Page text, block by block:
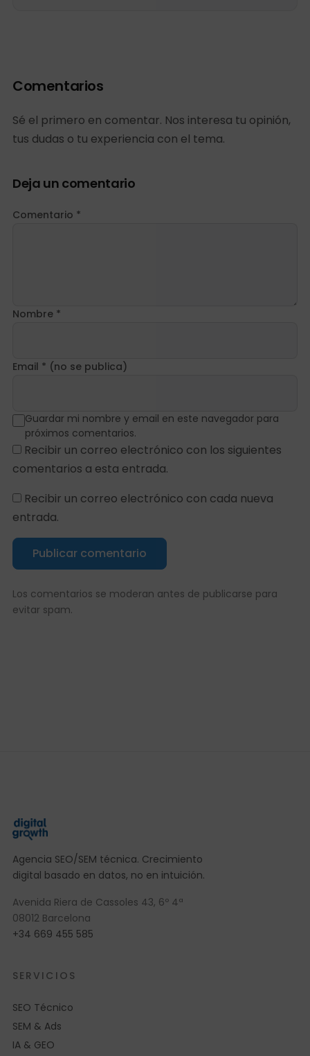
Comentarios
Sé el primero en comentar. Nos interesa tu opinión,
tus dudas o tu experiencia con el tema.
Deja un comentario
Comentario *
Nombre *
Email * (no se publica)
Guardar mi nombre y email en este navegador para
próximos comentarios.
Recibir un correo electrónico con los siguientes
comentarios a esta entrada.
Recibir un correo electrónico con cada nueva
entrada.
Publicar comentario
Los comentarios se moderan antes de publicarse para
evitar spam.
Agencia SEO/SEM técnica. Crecimiento
digital basado en datos, no en intuición.
Avenida Riera de Cassoles 43, 6º 4ª
08012 Barcelona
+34 669 455 585
SERVICIOS
SEO Técnico
SEM & Ads
IA & GEO